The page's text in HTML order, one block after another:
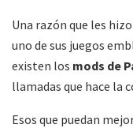
Una razón que les
uno de sus juegos
existen los mods de
llamadas que hace la
Esos que puedan